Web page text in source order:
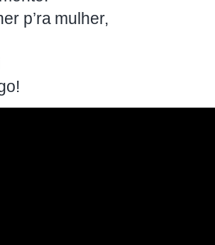
p’ra mulher,